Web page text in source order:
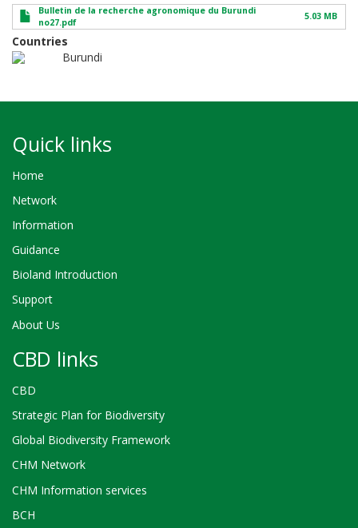
Bulletin de la recherche agronomique du Burundi
no27.pdf
5.03 MB
Countries
Burundi
Quick links
Home
Network
Information
Guidance
Bioland Introduction
Support
About Us
CBD links
CBD
Strategic Plan for Biodiversity
Global Biodiversity Framework
CHM Network
CHM Information services
BCH